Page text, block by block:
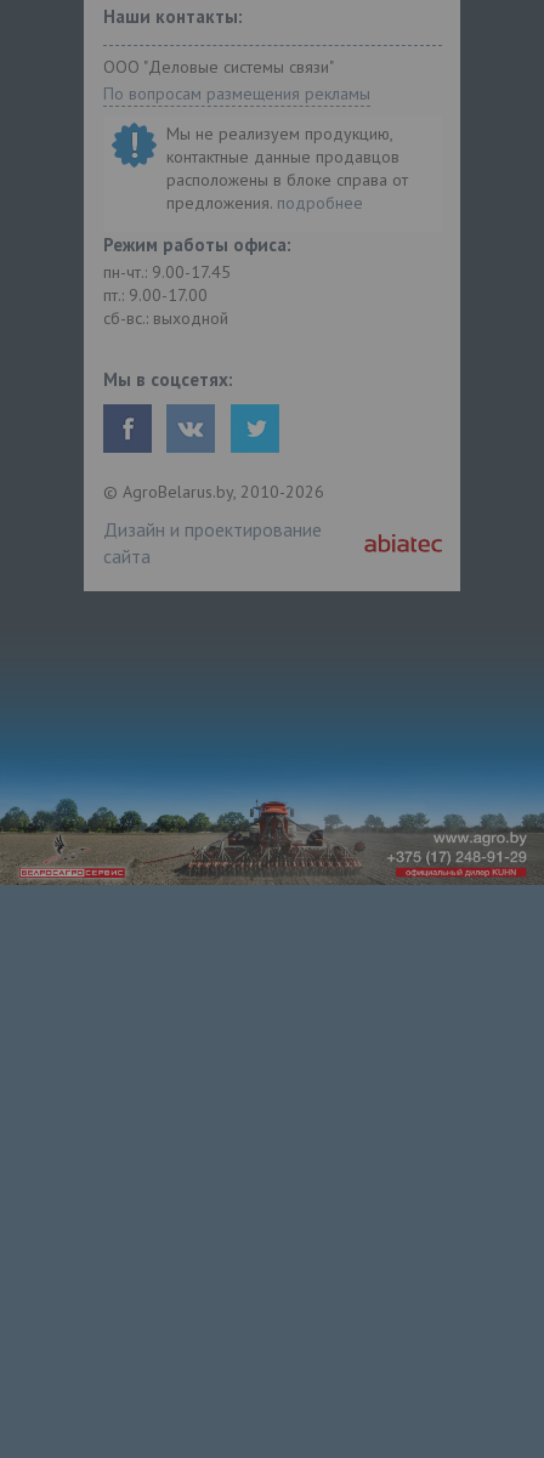
Наши контакты:
ООО "Деловые системы связи"
По вопросам размещения рекламы
Мы не реализуем продукцию,
контактные данные продавцов
расположены в блоке справа от
предложения. подробнее
Режим работы офиса:
пн-чт.: 9.00-17.45
пт.: 9.00-17.00
сб-вс.: выходной
Мы в соцсетях:
© AgroBelarus.by, 2010-2026
Дизайн и проектирование
сайта